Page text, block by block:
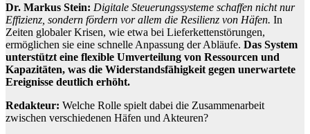
Dr. Markus Stein: Digitale Steuerungssysteme schaffen nicht nur
Effizienz, sondern fördern vor allem die Resilienz von Häfen. In
Zeiten globaler Krisen, wie etwa bei Lieferkettenstörungen,
ermöglichen sie eine schnelle Anpassung der Abläufe. Das System
unterstützt eine flexible Umverteilung von Ressourcen und
Kapazitäten, was die Widerstandsfähigkeit gegen unerwartete
Ereignisse deutlich erhöht.
Redakteur: Welche Rolle spielt dabei die Zusammenarbeit
zwischen verschiedenen Häfen und Akteuren?